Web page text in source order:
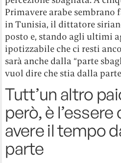
Primavere arabe
in Tunisia, il dittatore
posto e, stando agli ultimi
ipotizzabile che ci resti
sarà anche dalla “parte
vuol dire che stia dalla
Tutt’un altro
però, è
avere il tempo
parte